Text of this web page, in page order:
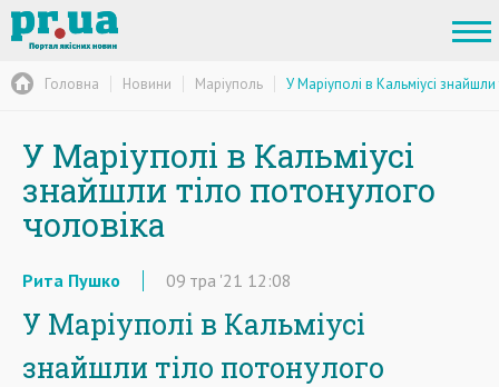
Головна Новини Маріуполь У Маріуполі в Кальміусі
У Маріуполі в Кальміусі
знайшли тіло потонулого
чоловіка
Рита Пушко 09 тра '21 12:08
У Маріуполі в Кальміусі
знайшли тіло потонулого